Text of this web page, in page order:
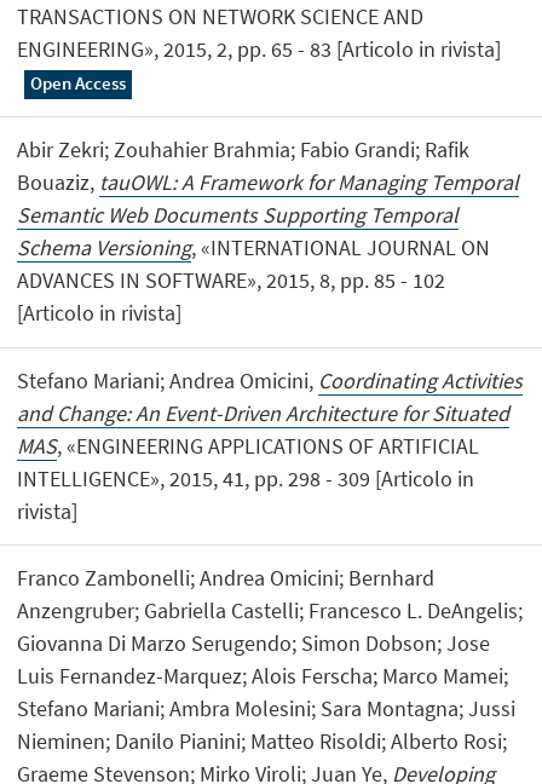
TRANSACTIONS ON NETWORK SCIENCE AND
ENGINEERING», 2015, 2, pp. 65 - 83 [Articolo in rivista]
Open Access
Abir Zekri; Zouhahier Brahmia; Fabio Grandi; Rafik
Bouaziz, tauOWL: A Framework for Managing Temporal
Semantic Web Documents Supporting Temporal
Schema Versioning, «INTERNATIONAL JOURNAL ON
ADVANCES IN SOFTWARE», 2015, 8, pp. 85 - 102
[Articolo in rivista]
Stefano Mariani; Andrea Omicini, Coordinating Activities
and Change: An Event-Driven Architecture for Situated
MAS, «ENGINEERING APPLICATIONS OF ARTIFICIAL
INTELLIGENCE», 2015, 41, pp. 298 - 309 [Articolo in
rivista]
Franco Zambonelli; Andrea Omicini; Bernhard
Anzengruber; Gabriella Castelli; Francesco L. DeAngelis;
Giovanna Di Marzo Serugendo; Simon Dobson; Jose
Luis Fernandez-Marquez; Alois Ferscha; Marco Mamei;
Stefano Mariani; Ambra Molesini; Sara Montagna; Jussi
Nieminen; Danilo Pianini; Matteo Risoldi; Alberto Rosi;
Graeme Stevenson; Mirko Viroli; Juan Ye, Developing